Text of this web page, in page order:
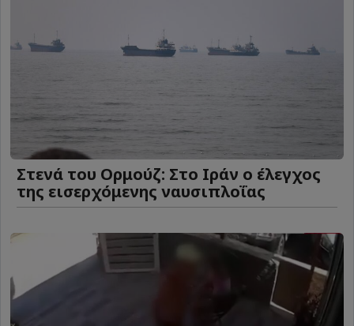
Στενά του Ορμούζ: Στο Ιράν ο έλεγχος
της εισερχόμενης ναυσιπλοΐας